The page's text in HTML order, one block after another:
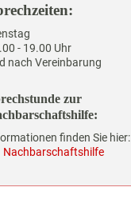
- 19.00 Uhr
nach Vereinbarung
zur
finden Sie hier:
Nachbarschaftshilfe